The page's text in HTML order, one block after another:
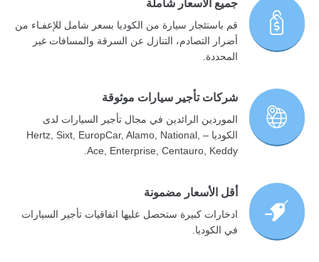
جميع الأسعار شاملة
قم باستئجار سيارة من الكوديا بسعر شامل للإعفـاء من
أضرار التصادم، التنازل عن السرقة والمسافات غير
المحددة.
شركات تأجير سيارات موثوقة
الموردين الرائدين في مجال تأجير السيارات لدى
الكوديا – Hertz, Sixt, EuropCar, Alamo, National,
Ace, Enterprise, Centauro, Keddy.
أقل الأسعار مضمونة
ادخارات كبيرة ستحصل عليها اتفاقيات تأجير السيارات
في الكوديا.